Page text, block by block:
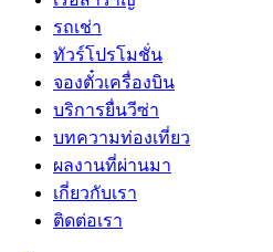
รถเช่า
ทัวร์โปรโมชั่น
จองตั๋วเครื่องบิน
บริการยื่นวีซ่า
บทความท่องเที่ยว
ผลงานที่ผ่านมา
เกี่ยวกับเรา
ติดต่อเรา